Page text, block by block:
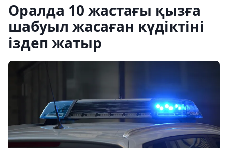
Оралда 10 жастағы қызға
шабуыл жасаған күдіктіні
іздеп жатыр